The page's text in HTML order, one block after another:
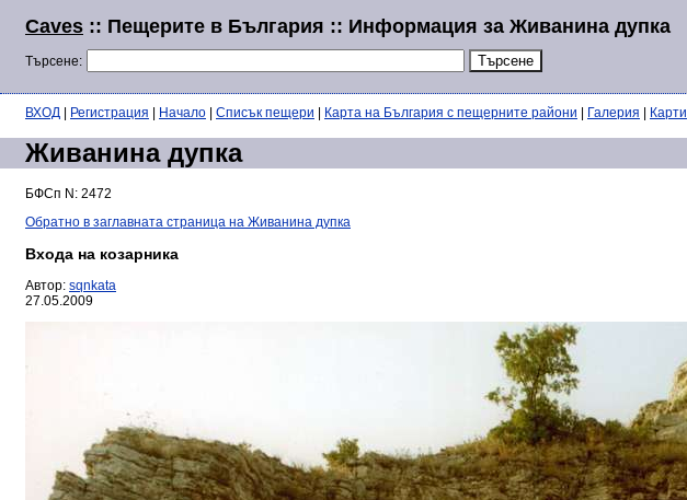
Caves :: Пещерите в България :: Информация за Живанина дупка
Търсене:
ВХОД Регистрация Начало Списък пещери Карта на България с пещерните райони Галерия Карти
Живанина дупка
БФСп N: 2472
Обратно в заглавната страница на Живанина дупка
Входа на козарника
Автор: sqnkata
27.05.2009